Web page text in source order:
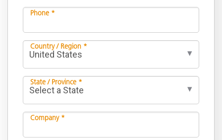
Phone *
Country / Region *
State / Province *
Company *